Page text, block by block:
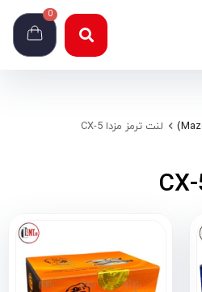
0
لنت ترمز مزدا CX-5